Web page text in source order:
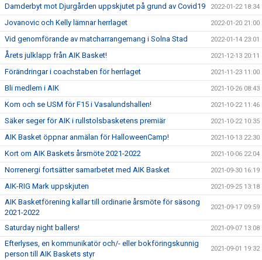
Damderbyt mot Djurgården uppskjutet på grund av Covid19 2022-01-22 18:34
Jovanovic och Kelly lämnar herrlaget 2022-01-20 21:00
Vid genomförande av matcharrangemang i Solna Stad 2022-01-14 23:01
Årets julklapp från AIK Basket! 2021-12-13 20:11
Förändringar i coachstaben för herrlaget 2021-11-23 11:00
Bli medlem i AIK 2021-10-26 08:43
Kom och se USM för F15 i Vasalundshallen! 2021-10-22 11:46
Säker seger för AIK i rullstolsbasketens premiär 2021-10-22 10:35
AIK Basket öppnar anmälan för HalloweenCamp! 2021-10-13 22:30
Kort om AIK Baskets årsmöte 2021-2022 2021-10-06 22:04
Norrenergi fortsätter samarbetet med AIK Basket 2021-09-30 16:19
AIK-RIG Mark uppskjuten 2021-09-25 13:18
AIK Basketförening kallar till ordinarie årsmöte för säsong
2021-2022
2021-09-17 09:59
Saturday night ballers! 2021-09-07 13:08
Efterlyses, en kommunikatör och/- eller bokföringskunnig
person till AIK Baskets styr
2021-09-01 19:32